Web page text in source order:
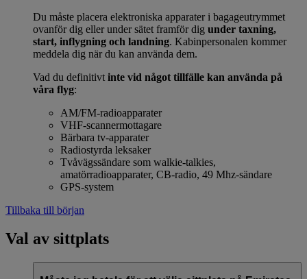
Du måste placera elektroniska apparater i bagageutrymmet
ovanför dig eller under sätet framför dig under taxning,
start, inflygning och landning. Kabinpersonalen kommer
meddela dig när du kan använda dem.
Vad du definitivt inte vid något tillfälle kan använda på
våra flyg:
AM/FM-radioapparater
VHF-scannermottagare
Bärbara tv-apparater
Radiostyrda leksaker
Tvåvägssändare som walkie-talkies,
amatörradioapparater, CB-radio, 49 Mhz-sändare
GPS-system
Tillbaka till början
Val av sittplats